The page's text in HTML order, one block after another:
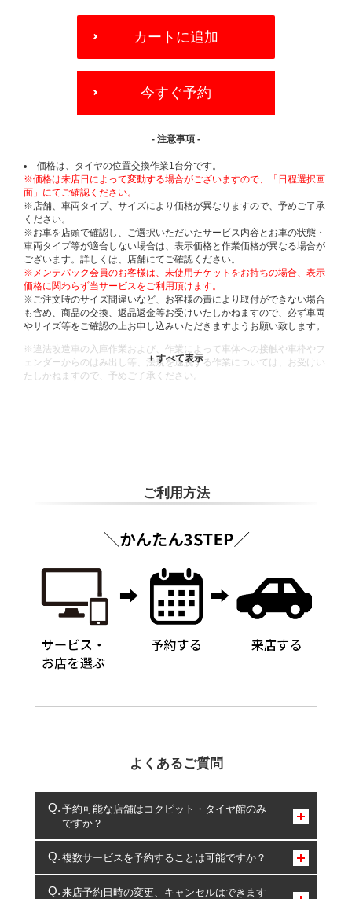
OPTIONS
カートに追加
今すぐ予約
- 注意事項 -
価格は、タイヤの位置交換作業1台分です。
※価格は来店日によって変動する場合がございますので、「日程選択画
面」にてご確認ください。
※店舗、車両タイプ、サイズにより価格が異なりますので、予めご了承
ください。
※お車を店頭で確認し、ご選択いただいたサービス内容とお車の状態・
車両タイプ等が適合しない場合は、表示価格と作業価格が異なる場合が
ございます。詳しくは、店舗にてご確認ください。
※メンテパック会員のお客様は、未使用チケットをお持ちの場合、表示
価格に関わらず当サービスをご利用頂けます。
※ご注文時のサイズ間違いなど、お客様の責により取付ができない場合
も含め、商品の交換、返品返金等お受けいたしかねますので、必ず車両
やサイズ等をご確認の上お申し込みいただきますようお願い致します。
※違法改造車の入庫作業および、作業によって車体への接触や車枠やフ
ェンダーからのはみ出し等、法規を逸脱する作業については、お受けい
たしかねますので、予めご了承ください。
ご利用方法
よくあるご質問
予約可能な店舗はコクピット・タイヤ館のみ
ですか？
コクピット・タイヤ館のみとなります。
複数サービスを予約することは可能ですか？
複数サービスのご予約は可能です。
来店予約日時の変更、キャンセルはできます